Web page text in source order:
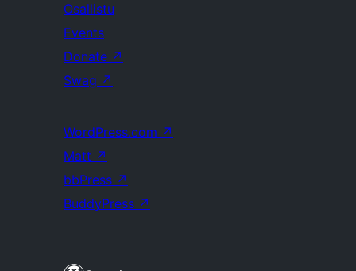
Osallistu
Events
Donate ↗
Swag ↗
WordPress.com ↗
Matt ↗
bbPress ↗
BuddyPress ↗